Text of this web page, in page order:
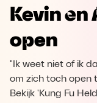
Kevin en
open
"Ik weet niet of ik
om zich toch open
Bekijk 'Kung Fu